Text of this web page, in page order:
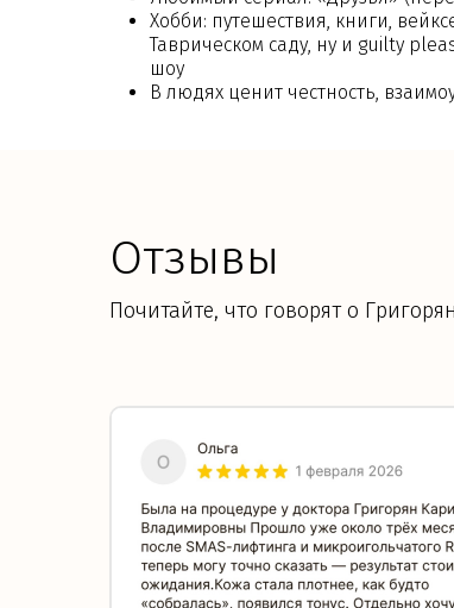
Хобби: путешествия, книги,
Таврическом саду, ну и guilty
шоу
В людях ценит честность,
Отзывы
Почитайте, что говорят о